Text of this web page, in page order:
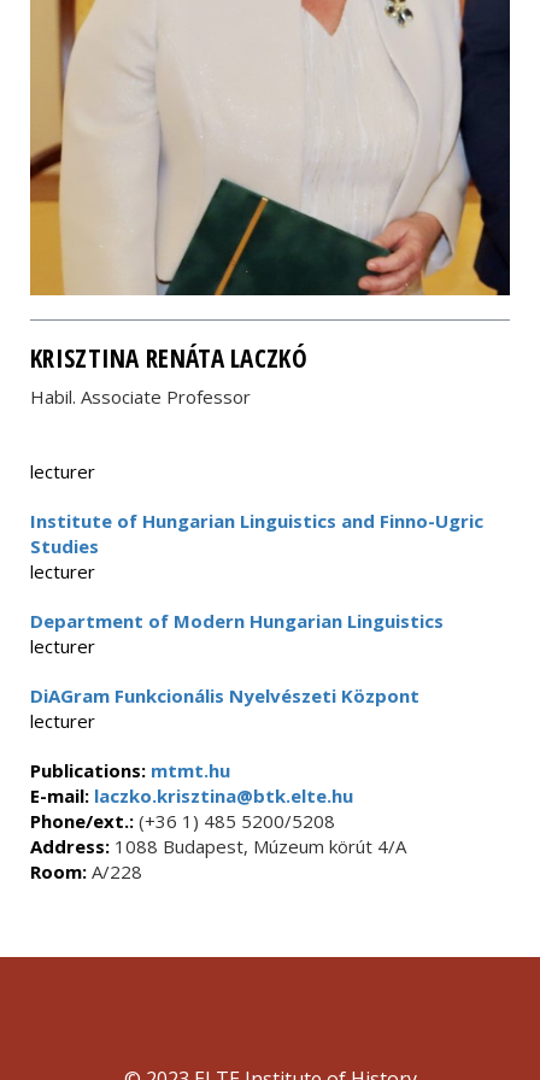
KRISZTINA RENÁTA LACZKÓ
Habil. Associate Professor
lecturer
Institute of Hungarian Linguistics and Finno-Ugric
Studies
lecturer
Department of Modern Hungarian Linguistics
lecturer
DiAGram Funkcionális Nyelvészeti Központ
lecturer
Publications: mtmt.hu
E-mail: laczko.krisztina@btk.elte.hu
Phone/ext.: (+36 1) 485 5200/5208
Address: 1088 Budapest, Múzeum körút 4/A
Room: A/228